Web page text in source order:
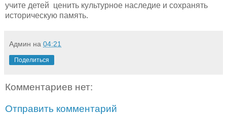
учите детей ценить культурное наследие и сохранять
историческую память.
Админ на 04:21
Поделиться
Комментариев нет:
Отправить комментарий